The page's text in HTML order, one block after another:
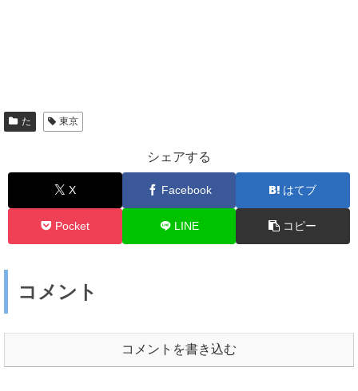
た 東京
シェアする
X Facebook はてブ
Pocket LINE コピー
コメント
コメントを書き込む